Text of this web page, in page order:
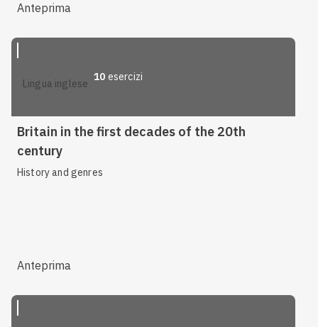
Anteprima
lingua inglese
10 esercizi
Britain in the first decades of the 20th
century
History and genres
Anteprima